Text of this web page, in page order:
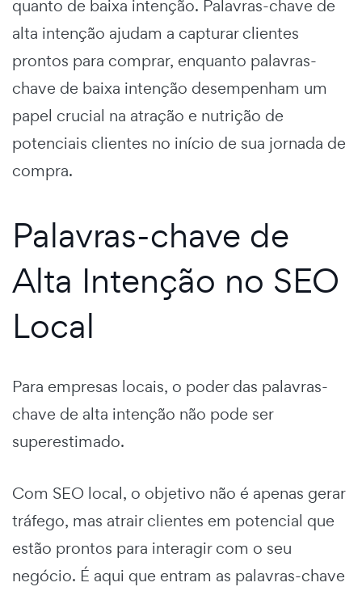
quanto de baixa intenção. Palavras-chave de
alta intenção ajudam a capturar clientes
prontos para comprar, enquanto palavras-
chave de baixa intenção desempenham um
papel crucial na atração e nutrição de
potenciais clientes no início de sua jornada de
compra.
Palavras-chave de
Alta Intenção no SEO
Local
Para empresas locais, o poder das palavras-
chave de alta intenção não pode ser
superestimado.
Com SEO local, o objetivo não é apenas gerar
tráfego, mas atrair clientes em potencial que
estão prontos para interagir com o seu
negócio. É aqui que entram as palavras-chave